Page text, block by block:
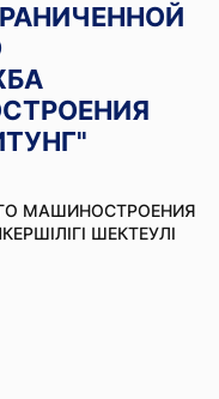
МАШИНОСТРОЕНИЯ
ШЕКТЕУЛІ